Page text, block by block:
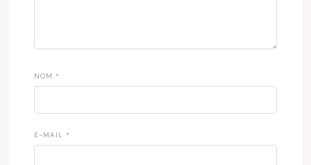
NOM *
E-MAIL *